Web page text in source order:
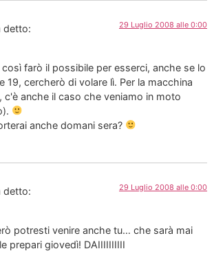
detto: 29 Luglio 2008 alle 0:00
farò il possibile per esserci, anche se lo
19, cercherò di volare lì. Per la macchina
c'è anche il caso che veniamo in moto
anche domani sera?
detto: 29 Luglio 2008 alle 0:00
potresti venire anche tu… che sarà mai
prepari giovedì! DAIIIIIIIIII